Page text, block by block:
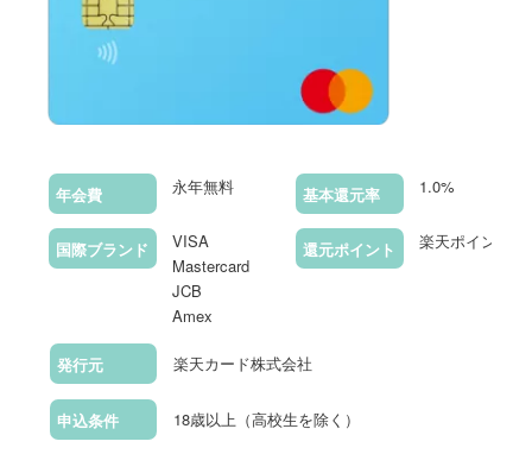
年会費 永年無料 基本還元率 1.0%
国際ブランド
VISA
Mastercard
JCB
Amex
還元ポイント 楽天ポイント
発行元 楽天カード株式会社
申込条件 18歳以上（高校生を除く）